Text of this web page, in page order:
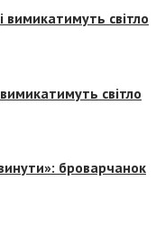
вимикатимуть світло
світло
броварчанок